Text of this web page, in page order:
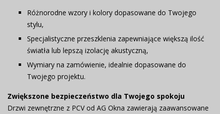
Różnorodne wzory i kolory dopasowane do Twojego
stylu,
Specjalistyczne przeszklenia zapewniające większą ilość
światła lub lepszą izolację akustyczną,
Wymiary na zamówienie, idealnie dopasowane do
Twojego projektu.
Zwiększone bezpieczeństwo dla Twojego spokoju
Drzwi zewnętrzne z PCV od AG Okna zawierają zaawansowane